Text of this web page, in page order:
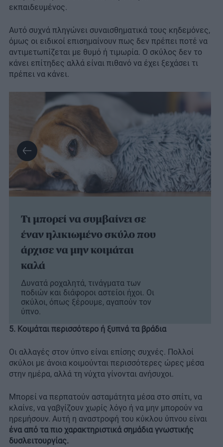
εκπαιδευμένος.
Αυτό συχνά πληγώνει συναισθηματικά τους κηδεμόνες,
όμως οι ειδικοί επισημαίνουν πως δεν πρέπει ποτέ να
αντιμετωπίζεται με θυμό ή τιμωρία. Ο σκύλος δεν το
κάνει επίτηδες αλλά είναι πιθανό να έχει ξεχάσει τι
πρέπει να κάνει.
Τι μπορεί να συμβαίνει σε
έναν ηλικιωμένο σκύλο που
άρχισε να μην κοιμάται
καλά
Δυνατά ροχαλητά, τινάγματα των
ποδιών και διάφοροι αστείοι ήχοι. Οι
σκύλοι, όπως ξέρουμε, αγαπούν τον
ύπνο.
5. Κοιμάται περισσότερο ή ξυπνά τα βράδια
Οι αλλαγές στον ύπνο είναι επίσης συχνές. Πολλοί
σκύλοι με άνοια κοιμούνται περισσότερες ώρες μέσα
στην ημέρα, αλλά τη νύχτα γίνονται ανήσυχοι.
Μπορεί να περπατούν ασταμάτητα μέσα στο σπίτι, να
κλαίνε, να γαβγίζουν χωρίς λόγο ή να μην μπορούν να
ηρεμήσουν. Αυτή η αναστροφή του κύκλου ύπνου είναι
ένα από τα πιο χαρακτηριστικά σημάδια γνωστικής
δυσλειτουργίας.